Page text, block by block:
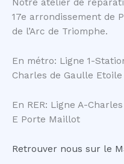
Notre atelier de
17e arrondissement de
de l’Arc de Triomphe.
En métro: Ligne 1-
Charles de Gaulle Etoile
En RER: Ligne A-
E Porte Maillot
Retrouver nous sur le